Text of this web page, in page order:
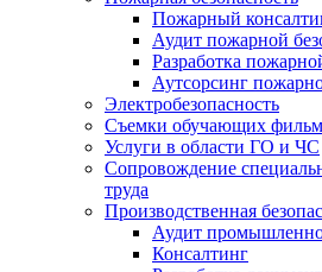
Пожарный
Аудит пожарной
Разработка
Аутсорсинг
Электробезопасность
Съемки обучающих
Услуги в области ГО и ЧС
Сопровождение
труда
Производственная
Аудит
Консалтинг